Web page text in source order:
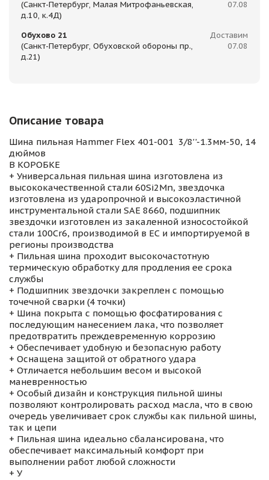
(Санкт-Петербург, Малая Митрофаньевская,
д.10, к.4Д)
07.08
Обухово 21
(Санкт-Петербург, Обуховской обороны пр.,
д.21)
Доставим
07.08
Описание товара
Шина пильная Hammer Flex 401-001 3/8''-1.3мм-50, 14
дюймов
В КОРОБКЕ
+ Универсальная пильная шина изготовлена из
высококачественной стали 60Si2Mn, звездочка
изготовлена из ударопрочной и высокоэластичной
инструментальной стали SAE 8660, подшипник
звездочки изготовлен из закаленной износостойкой
стали 100Cr6, производимой в ЕС и импортируемой в
регионы производства
+ Пильная шина проходит высокочастотную
термическую обработку для продления ее срока
службы
+ Подшипник звездочки закреплен с помощью
точечной сварки (4 точки)
+ Шина покрыта с помощью фосфатирования с
последующим нанесением лака, что позволяет
предотвратить преждевременную коррозию
+ Обеспечивает удобную и безопасную работу
+ Оснащена защитой от обратного удара
+ Отличается небольшим весом и высокой
маневренностью
+ Особый дизайн и конструкция пильной шины
позволяют контролировать расход масла, что в свою
очередь увеличивает срок службы как пильной шины,
так и цепи
+ Пильная шина идеально сбалансирована, что
обеспечивает максимальный комфорт при
выполнении работ любой сложности
+ У